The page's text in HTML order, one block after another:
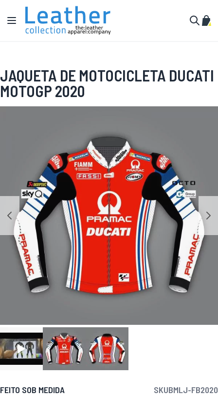
Pular para o conteúdo
Alternar Nav
JAQUETA DE MOTOCICLETA DUCATI
MOTOGP 2020
FEITO SOB MEDIDA SKUBMLJ-FB2020